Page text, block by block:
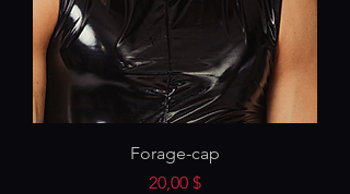
Forage-cap
Preis
20,00 $